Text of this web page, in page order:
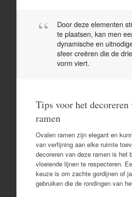
Door deze elementen
te plaatsen, kan men
dynamische en
sfeer creëren die de
vorm viert.
Tips voor het decoreren
ramen
Ovalen ramen zijn elegant en
van verfijning aan elke ruimte
decoreren van deze ramen is het
vloeiende lijnen te respecteren.
keuze is om zachte gordijnen of
gebruiken die de rondingen van